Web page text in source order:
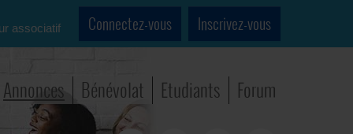
associatif Connectez-vous Inscrivez-vous
Annonces Bénévolat Etudiants Forum